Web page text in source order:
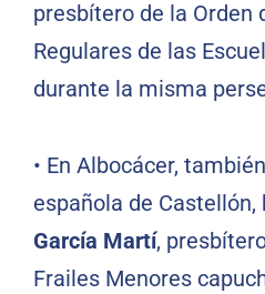
presbítero de la Orden
Regulares de las
durante la misma
• En Albocácer,
española de Castellón,
García Martí,
Frailes Menores